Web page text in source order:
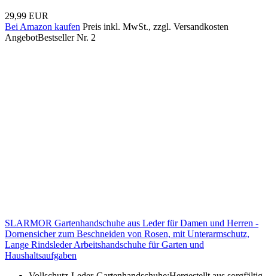
29,99 EUR
Bei Amazon kaufen Preis inkl. MwSt., zzgl. Versandkosten
AngebotBestseller Nr. 2
SLARMOR Gartenhandschuhe aus Leder für Damen und Herren -
Dornensicher zum Beschneiden von Rosen, mit Unterarmschutz,
Lange Rindsleder Arbeitshandschuhe für Garten und
Haushaltsaufgaben